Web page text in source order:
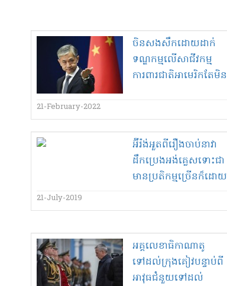
ចិន​សងសឹក​ដោយ​ដាក់
ទណ្ឌកម្ម​លើ​សាជីវកម្ម​
ការពារជាតិ​អាមេរិក​តែ​មិន​
21-February-2022
អ៊ីរ៉ង់​អួត​ពី​រឿង​ចាប់​នាវា​
ដឹក​ប្រេង​អង់គ្លេស​ទោះជា​
មានប្រតិកម្ម​ច្រើន​ក៏ដោយ​
21-July-2019
អគ្គលេខាធិកា​ណា​តូ​
ទៅដល់​ក្រុង​គៀវ​បន្ទាប់ពី​
អាវុធ​ជំនួយ​ទៅដល់